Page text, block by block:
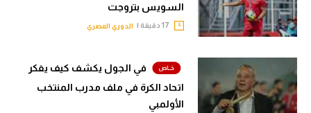
السويس بتروجت
الدوري المصري
في الجول يكشف كيف يفكر
اتحاد الكرة في ملف مدرب المنتخب
الأولمبي